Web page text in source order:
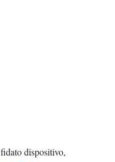
dispositivo,